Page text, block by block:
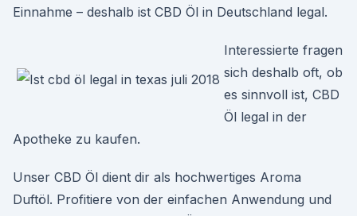
Einnahme – deshalb ist CBD Öl in Deutschland legal.
Interessierte fragen
sich deshalb oft, ob
es sinnvoll ist, CBD
Öl legal in der
Apotheke zu kaufen.
Unser CBD Öl dient dir als hochwertiges Aroma
Duftöl. Profitiere von der einfachen Anwendung und